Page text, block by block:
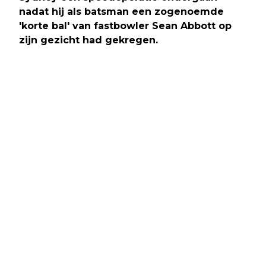
nadat hij als batsman een zogenoemde
'korte bal' van fastbowler Sean Abbott op
zijn gezicht had gekregen.